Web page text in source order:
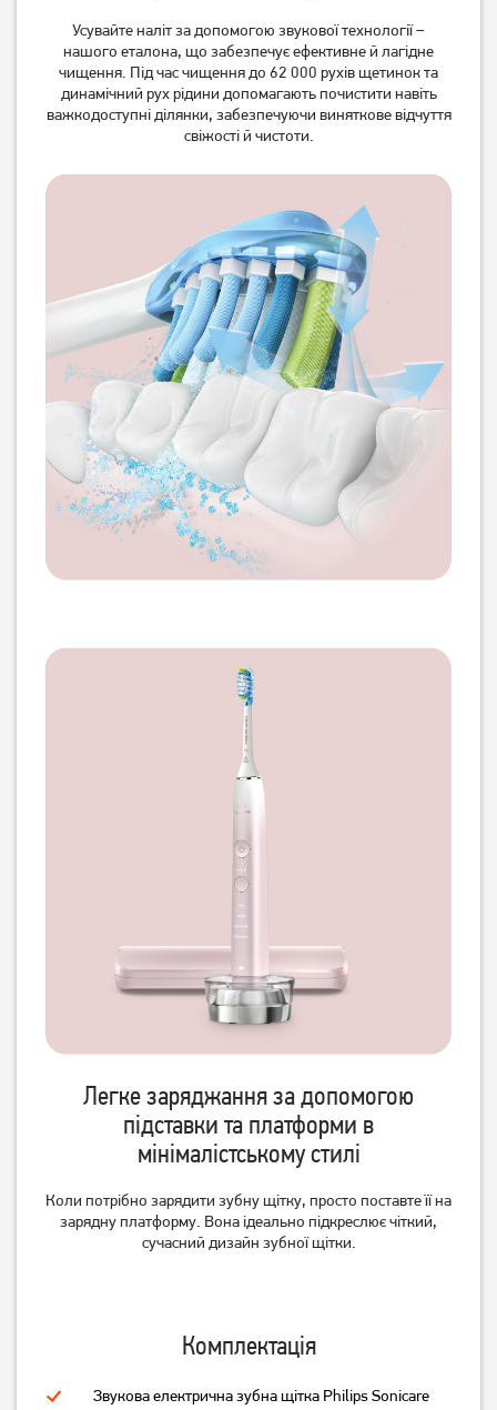
Усувайте наліт за допомогою звукової технології –
нашого еталона, що забезпечує ефективне й лагідне
чищення. Під час чищення до 62 000 рухів щетинок та
динамічний рух рідини допомагають почистити навіть
важкодоступні ділянки, забезпечуючи виняткове відчуття
свіжості й чистоти.
Легке заряджання за допомогою
підставки та платформи в
мінімалістському стилі
Коли потрібно зарядити зубну щітку, просто поставте її на
зарядну платформу. Вона ідеально підкреслює чіткий,
сучасний дизайн зубної щітки.
Комплектація
Звукова електрична зубна щітка Philips Sonicare